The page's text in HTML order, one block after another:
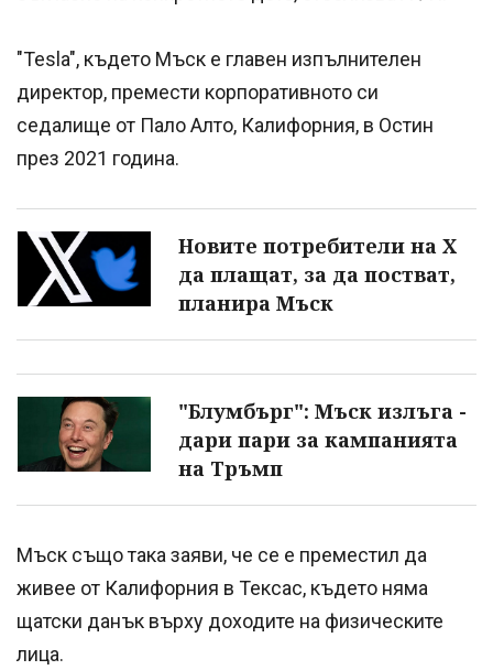
"Tesla", където Мъск е главен изпълнителен
директор, премести корпоративното си
седалище от Пало Алто, Калифорния, в Остин
през 2021 година.
Новите потребители на X
да плащат, за да постват,
планира Мъск
"Блумбърг": Мъск излъга -
дари пари за кампанията
на Тръмп
Мъск също така заяви, че се е преместил да
живее от Калифорния в Тексас, където няма
щатски данък върху доходите на физическите
лица.